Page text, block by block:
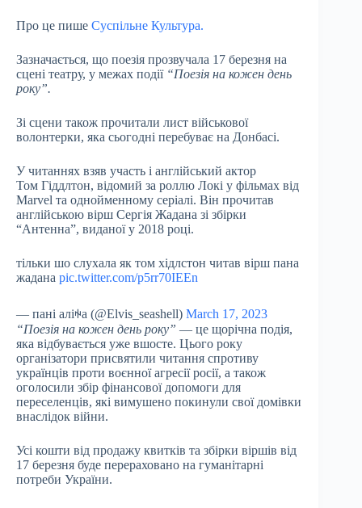
Про це пише Суспільне Культура.
Зазначається, що поезія прозвучала 17 березня на
сцені театру, у межах події “Поезія на кожен день
року”.
Зі сцени також прочитали лист військової
волонтерки, яка сьогодні перебуває на Донбасі.
У читаннях взяв участь і англійський актор
Том Гіддлтон, відомий за роллю Локі у фільмах від
Marvel та однойменному серіалі. Він прочитав
англійською вірш Сергія Жадана зі збірки
“Антенна”, виданої у 2018 році.
тільки шо слухала як том хідлстон читав вірш пана
жадана pic.twitter.com/p5rr70IEEn
— пані аліꑭа (@Elvis_seashell) March 17, 2023
“Поезія на кожен день року” — це щорічна подія,
яка відбувається уже вшосте. Цього року
організатори присвятили читання спротиву
українців проти воєнної агресії росії, а також
оголосили збір фінансової допомоги для
переселенців, які вимушено покинули свої домівки
внаслідок війни.
Усі кошти від продажу квитків та збірки віршів від
17 березня буде перераховано на гуманітарні
потреби України.